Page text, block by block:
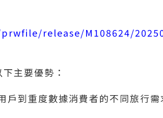
release/M108624/
主要優勢：
戶到重度數據消費者的不同旅行需